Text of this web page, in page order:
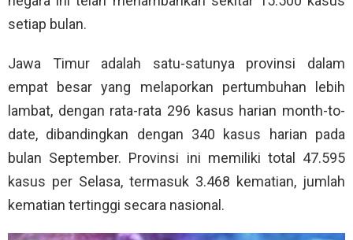
setiap bulan.
Jawa Timur adalah satu-satunya provinsi dalam
empat besar yang melaporkan pertumbuhan lebih
lambat, dengan rata-rata 296 kasus harian month-to-
date, dibandingkan dengan 340 kasus harian pada
bulan September. Provinsi ini memiliki total 47.595
kasus per Selasa, termasuk 3.468 kematian, jumlah
kematian tertinggi secara nasional.